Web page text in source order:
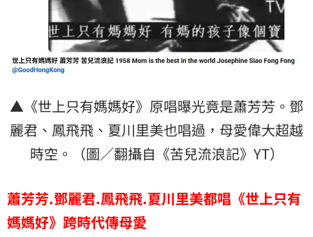
▲《世上只有媽媽好》原唱曝光竟是蕭芳芳。鄧
麗君、鳳飛飛、夏川里美也唱過，母愛偉大超越
時空。（圖／翻攝自《苦兒流浪記》YT）
蕭芳芳.鄧麗君.鳳飛飛.夏川里美都唱 《世上只有
媽媽好》 跨時代傳母愛